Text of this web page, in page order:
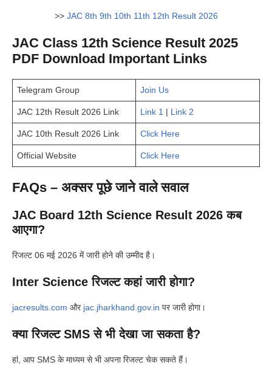
>>JAC 8th 9th 10th 11th 12th Result 2026
JAC Class 12th Science Result 2025
PDF Download Important Links
Telegram Group Join Us
JAC 12th Result 2026 Link Link 1 | Link 2
JAC 10th Result 2026 Link Click Here
Official Website Click Here
FAQs – अक्सर पूछे जाने वाले सवाल
JAC Board 12th Science Result 2026 कब
आएगा?
रिजल्ट 06 मई 2026 में जारी होने की उम्मीद है।
Inter Science रिजल्ट कहां जारी होगा?
jacresults.com और jac.jharkhand.gov.in पर जारी होगा।
क्या रिजल्ट SMS से भी देखा जा सकता है?
हां, आप SMS के माध्यम से भी अपना रिजल्ट चेक सकते हैं।